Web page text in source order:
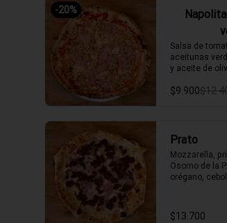
-20%
Salsa de
aceitunas
y aceite de
$9.900
Prato
Mozzarella,
Osorno de la
orégano,
$13.700